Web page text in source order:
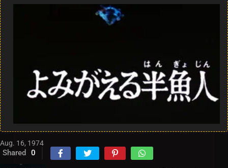
Aug. 16, 1974
Shared 0